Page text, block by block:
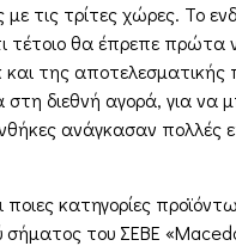
τις τρίτες χώρες. Το
τέτοιο θα έπρεπε πρώτα
και της
διεθνή αγορά, για να
ανάγκασαν πολλές
κατηγορίες
σήματος του ΣΕΒΕ